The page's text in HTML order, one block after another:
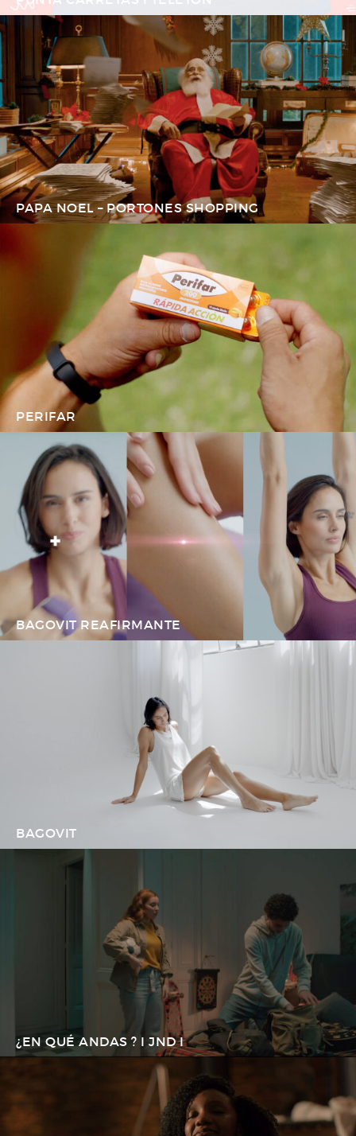
PAPA NOEL – PORTONES SHOPPING
PERIFAR
BAGOVIT REAFIRMANTE
BAGOVIT
¿EN QUÉ ANDAS ? I JND I